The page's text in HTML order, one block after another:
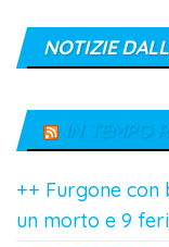
NOTIZIE
IN TEMPO
++ Furgone con
un morto e 9